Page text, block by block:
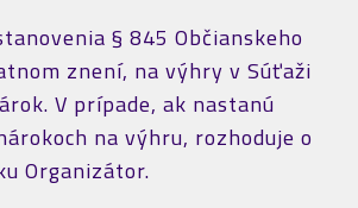
§ 845 Občianskeho
znení, na výhry v Súťaži
V prípade, ak nastanú
na výhru, rozhoduje o
Organizátor.